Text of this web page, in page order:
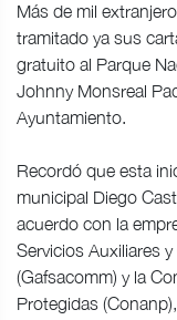
Más de mil
tramitado ya sus
gratuito al Parque
Johnny Monsreal
Ayuntamiento.
Recordó que esta
municipal Diego
acuerdo con la
Servicios Auxiliares
(Gafsacomm) y la
Protegidas